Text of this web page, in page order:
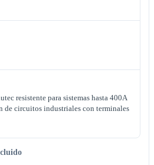
resistente para sistemas hasta 400A
de circuitos industriales con terminales